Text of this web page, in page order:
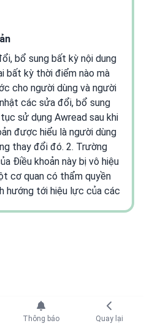
bổ sung bất kỳ nội dung
bất kỳ thời điểm nào mà
cho người dùng và người
các sửa đổi, bổ sung
sử dụng Awread sau khi
được hiểu là người dùng
thay đổi đó. 2. Trường
Điều khoản này bị vô hiệu
cơ quan có thẩm quyền
hướng tới hiệu lực của các
được đăng tải tại Awread.
sử dụng Awread buộc
Thông báo Quay lại